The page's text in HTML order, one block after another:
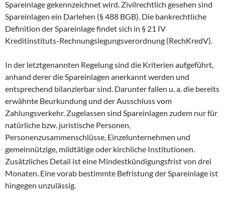
Spareinlage gekennzeichnet wird. Zivilrechtlich gesehen sind
Spareinlagen ein Darlehen (§ 488 BGB). Die bankrechtliche
Definition der Spareinlage findet sich in § 21 IV
Kreditinstituts-Rechnungslegungsverordnung (RechKredV).
In der letztgenannten Regelung sind die Kriterien aufgeführt,
anhand derer die Spareinlagen anerkannt werden und
entsprechend bilanzierbar sind. Darunter fallen u. a. die bereits
erwähnte Beurkundung und der Ausschluss vom
Zahlungsverkehr. Zugelassen sind Spareinlagen zudem nur für
natürliche bzw. juristische Personen,
Personenzusammenschlüsse, Einzelunternehmen und
gemeinnützige, mildtätige oder kirchliche Institutionen.
Zusätzliches Detail ist eine Mindestkündigungsfrist von drei
Monaten. Eine vorab bestimmte Befristung der Spareinlage ist
hingegen unzulässig.